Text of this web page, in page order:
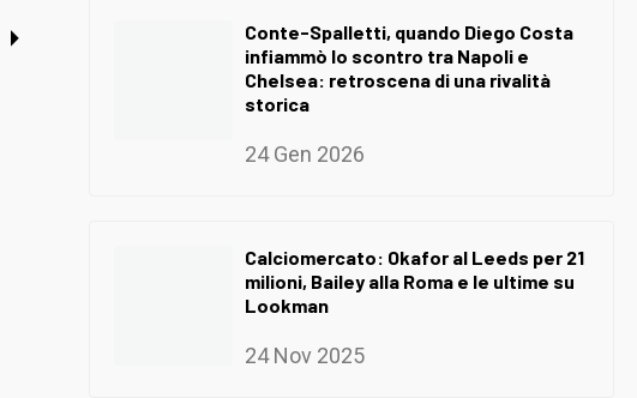
Conte-Spalletti, quando Diego Costa
infiammò lo scontro tra Napoli e
Chelsea: retroscena di una rivalità
storica
24 Gen 2026
Calciomercato: Okafor al Leeds per 21
milioni, Bailey alla Roma e le ultime su
Lookman
24 Nov 2025